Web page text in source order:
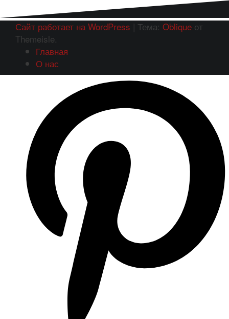
Сайт работает на WordPress | Тема: Oblique от
Themeisle.
Главная
О нас